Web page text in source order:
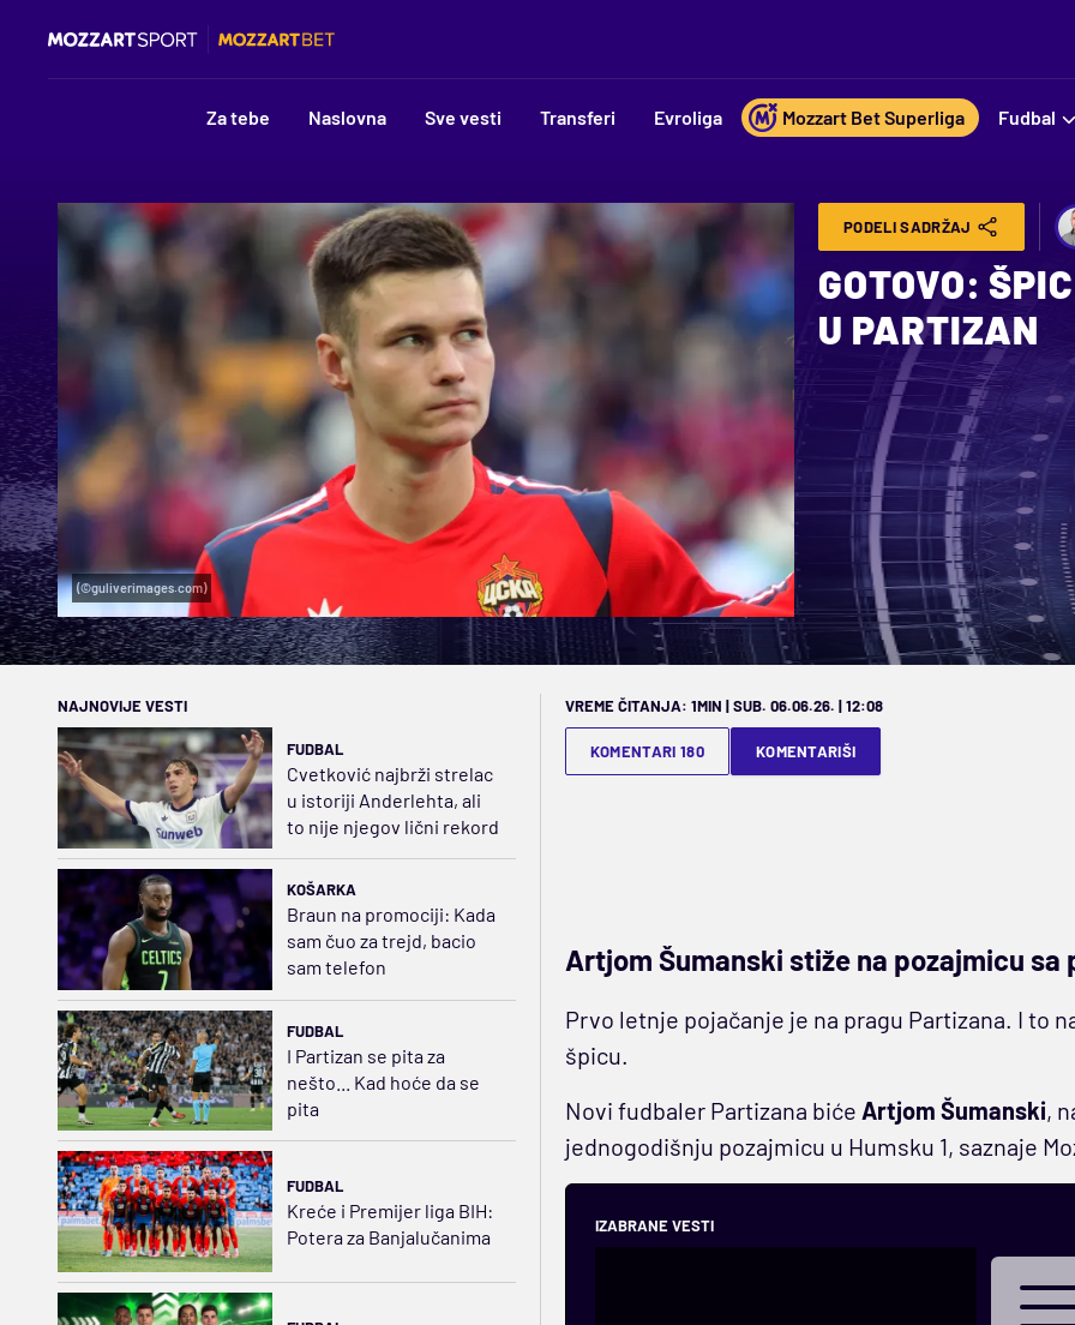
Za tebe Naslovna Sve vesti Transferi Evroliga Mozzart Bet Superliga Fudbal
(©guliverimages.com)
PODELI SADRŽAJ
GOTOVO:
U PARTIZAN
NAJNOVIJE VESTI
FUDBAL
Cvetković najbrži strelac
u istoriji Anderlehta, ali
to nije njegov lični rekord
KOŠARKA
Braun na promociji: Kada
sam čuo za trejd, bacio
sam telefon
FUDBAL
I Partizan se pita za
nešto... Kad hoće da se
pita
FUDBAL
Kreće i Premijer liga BIH:
Potera za Banjalučanima
VREME ČITANJA: 1MIN | SUB. 06.06.26. | 12:08
KOMENTARI 180 KOMENTARIŠI
Artjom Šumanski stiže na pozajmicu sa
Prvo letnje pojačanje je na pragu Partizana. I to
špicu.
Novi fudbaler Partizana biće Artjom Šumanski,
jednogodišnju pozajmicu u Humsku 1, saznaje
IZABRANE VESTI